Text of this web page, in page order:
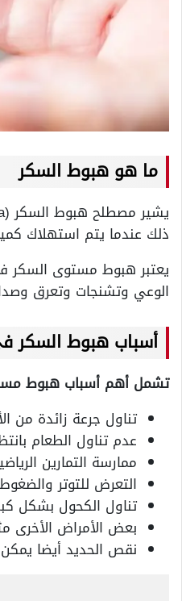
ما هو هبوط السكر
ذلك عندما يتم استهلاك
يعتبر هبوط مستوى السكر
الوعي وتشنجات وتعرق
أسباب هبوط السكر
تشمل أهم أسباب هبوط
تناول جرعة زائدة من
عدم تناول الطعام
ممارسة التمارين
التعرض للتوتر
تناول الكحول بشكل
بعض الأمراض الأخرى
نقص الحديد أيضا